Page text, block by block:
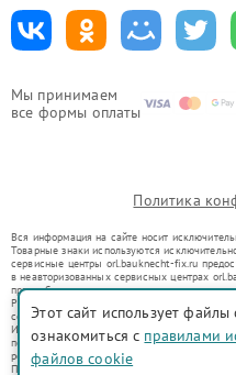
Мы принимаем
все формы оплаты
Политика
Вся информация на сайте носит
Товарные знаки используются
сервисные центры orl.bauknecht-fix.ru
в неавторизованных сервисных центрах
правообладателями товарных знаков или
Ремонт осуществляется для устройств, уже
со статьей 1487 ГК РФ.
Использование товарных знаков не
потребителей в заблуждение, а служит для
ремонту техники указанных брендов.
Представленная на сайте информация не
Этот сайт использует
ознакомиться с правилами
файлов cookie